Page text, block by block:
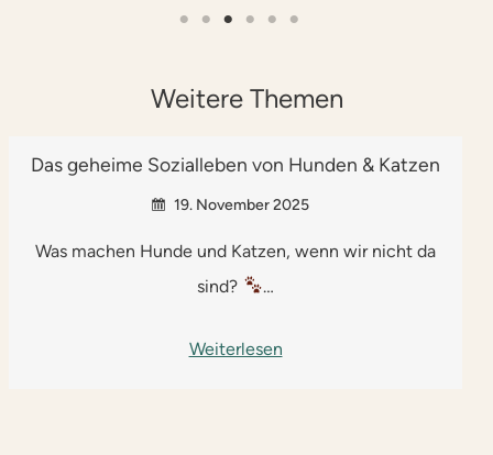
Weitere Themen
Das geheime Sozialleben von Hunden & Katzen
19. November 2025
Was machen Hunde und Katzen, wenn wir nicht da
sind?
…
Weiterlesen